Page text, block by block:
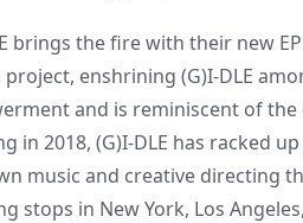
brings the fire with their new
project, enshrining (G)I-DLE
and is reminiscent of the
in 2018, (G)I-DLE has racked
music and creative directing
stops in New York, Los